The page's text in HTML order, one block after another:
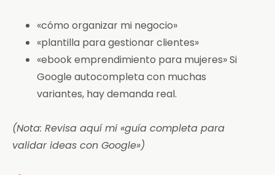
«cómo organizar mi negocio»
«plantilla para gestionar clientes»
«ebook emprendimiento para mujeres» Si
Google autocompleta con muchas
variantes, hay demanda real.
(Nota: Revisa aquí mi «guía completa para
validar ideas con Google»)